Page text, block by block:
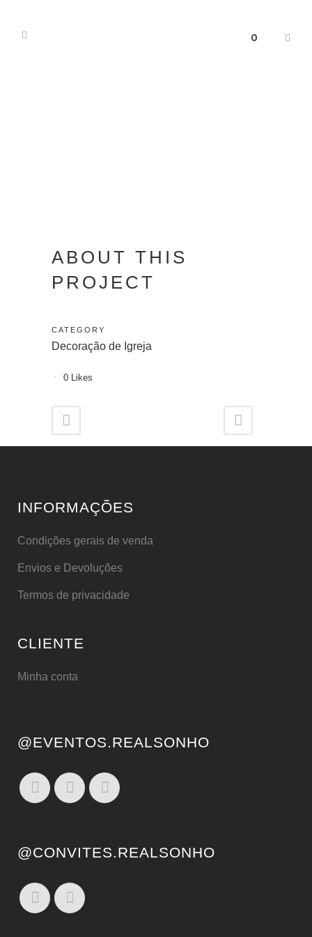
0
ABOUT THIS
PROJECT
CATEGORY
Decoração de Igreja
0 Likes
INFORMAÇÕES
Condições gerais de venda
Envios e Devoluções
Termos de privacidade
CLIENTE
Minha conta
@EVENTOS.REALSONHO
@CONVITES.REALSONHO